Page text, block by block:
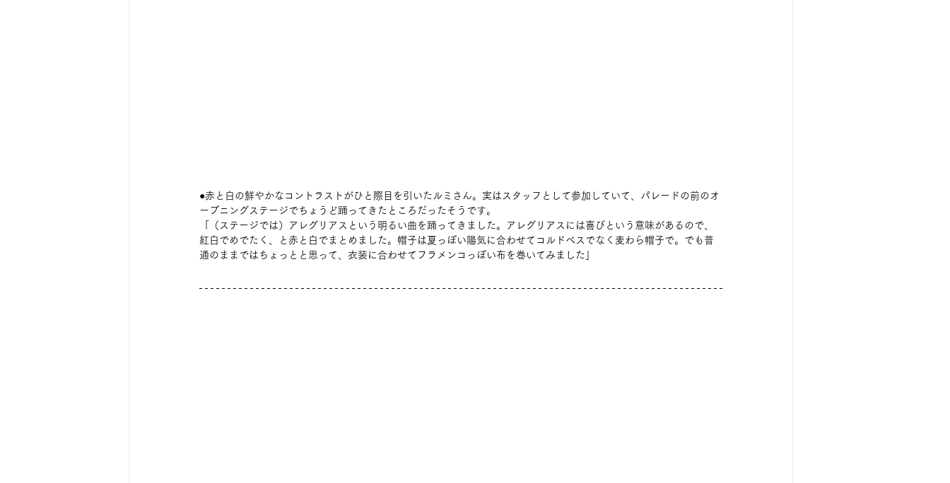
●赤と白の鮮やかなコントラストがひと際目を引いたルミさん。実はスタッフとして参加していて、パレードの前のオ
ープニングステージでちょうど踊ってきたところだったそうです。
「（ステージでは）アレグリアスという明るい曲を踊ってきました。アレグリアスには喜びという意味があるので、
紅白でめでたく、と赤と白でまとめました。帽子は夏っぽい陽気に合わせてコルドベスでなく麦わら帽子で。でも普
通のままではちょっとと思って、衣装に合わせてフラメンコっぽい布を巻いてみました」